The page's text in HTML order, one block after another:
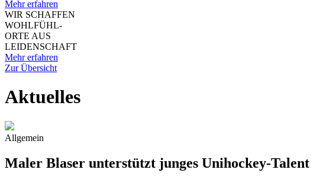
Mehr erfahren
WIR SCHAFFEN
WOHLFÜHL-
ORTE AUS
LEIDENSCHAFT
Mehr erfahren
Zur Übersicht
Aktuelles
Allgemein
Maler Blaser unterstützt junges Unihockey-Talent